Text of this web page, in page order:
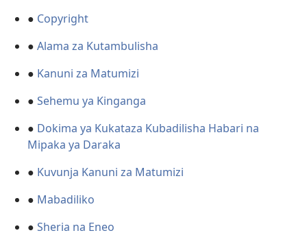
● Copyright
● Alama za Kutambulisha
● Kanuni za Matumizi
● Sehemu ya Kinganga
● Dokima ya Kukataza Kubadilisha Habari na
Mipaka ya Daraka
● Kuvunja Kanuni za Matumizi
● Mabadiliko
● Sheria na Eneo